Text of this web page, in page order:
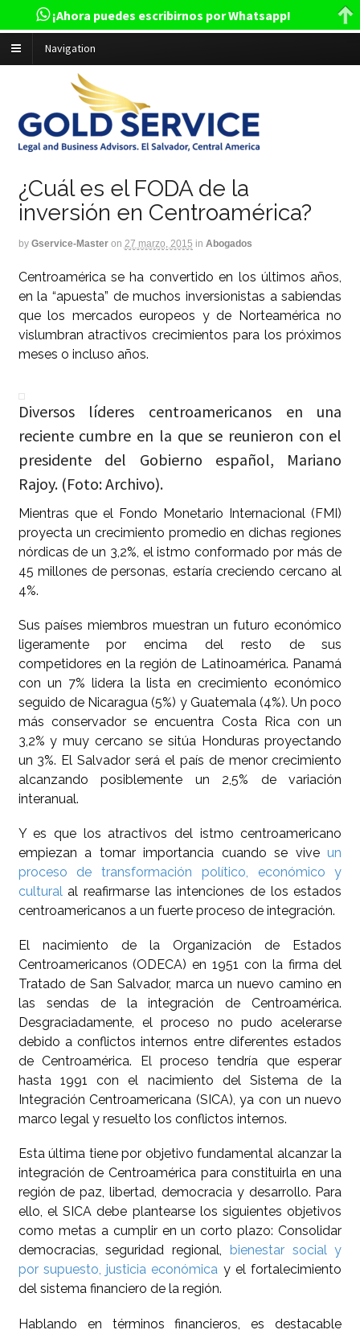
Navigation
¿Cuál es el FODA de la
inversión en Centroamérica?
by Gservice-Master on 27 marzo, 2015 in Abogados
Centroamérica se ha convertido en los últimos años,
en la “apuesta” de muchos inversionistas a sabiendas
que los mercados europeos y de Norteamérica no
vislumbran atractivos crecimientos para los próximos
meses o incluso años.
Diversos líderes centroamericanos en una
reciente cumbre en la que se reunieron con el
presidente del Gobierno español, Mariano
Rajoy. (Foto: Archivo).
Mientras que el Fondo Monetario Internacional (FMI)
proyecta un crecimiento promedio en dichas regiones
nórdicas de un 3,2%, el istmo conformado por más de
45 millones de personas, estaría creciendo cercano al
4%.
Sus países miembros muestran un futuro económico
ligeramente por encima del resto de sus
competidores en la región de Latinoamérica. Panamá
con un 7% lidera la lista en crecimiento económico
seguido de Nicaragua (5%) y Guatemala (4%). Un poco
más conservador se encuentra Costa Rica con un
3,2% y muy cercano se sitúa Honduras proyectando
un 3%. El Salvador será el país de menor crecimiento
alcanzando posiblemente un 2,5% de variación
interanual.
Y es que los atractivos del istmo centroamericano
empiezan a tomar importancia cuando se viveun
proceso de transformación político, económico y
culturalal reafirmarse las intenciones de los estados
centroamericanos a un fuerte proceso de integración.
El nacimiento de la Organización de Estados
Centroamericanos (ODECA) en 1951 con la firma del
Tratado de San Salvador, marca un nuevo camino en
las sendas de la integración de Centroamérica.
Desgraciadamente, el proceso no pudo acelerarse
debido a conflictos internos entre diferentes estados
de Centroamérica. El proceso tendría que esperar
hasta 1991 con el nacimiento del Sistema de la
Integración Centroamericana (SICA), ya con un nuevo
marco legal y resuelto los conflictos internos.
Esta última tiene por objetivo fundamental alcanzar la
integración de Centroamérica para constituirla en una
región de paz, libertad, democracia y desarrollo. Para
ello, el SICA debe plantearse los siguientes objetivos
como metas a cumplir en un corto plazo: Consolidar
democracias, seguridad regional,
bienestar social y
por supuesto, justicia económica y el fortalecimiento
del sistema financiero de la región.
Hablando en términos financieros, es destacable
¡Ahora puedes escribirnos por Whatsapp!